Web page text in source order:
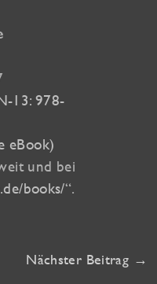
13: 978-
eBook)
und bei
books/“.
Nächster Beitrag →